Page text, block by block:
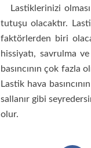
Lastiklerinizi olması
tutuşu olacaktır.
faktörlerden biri
hissiyatı, savrulma
basıncının çok fazla
Lastik hava
sallanır gibi
olur.